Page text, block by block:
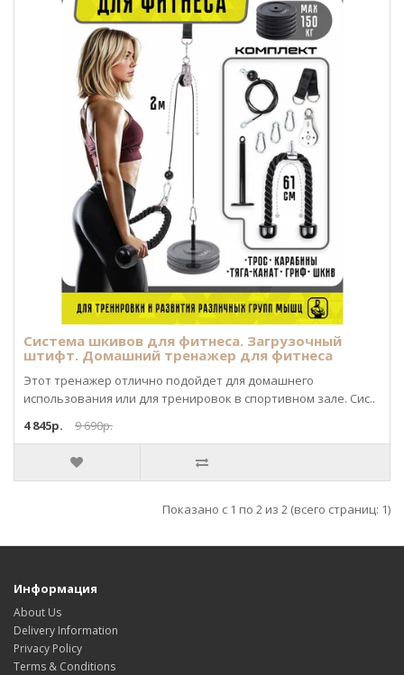
Система шкивов для фитнеса. Загрузочный
штифт. Домашний тренажер для фитнеса
Этот тренажер отлично подойдет для домашнего
использования или для тренировок в спортивном зале. Сис..
4 845р.
9 690р.
Показано с 1 по 2 из 2 (всего страниц: 1)
Информация
About Us
Delivery Information
Privacy Policy
Terms & Conditions